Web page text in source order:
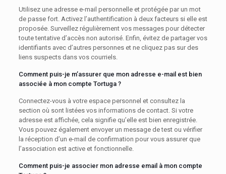
Utilisez une adresse e-mail personnelle et protégée par un mot
de passe fort. Activez l’authentification à deux facteurs si elle est
proposée. Surveillez régulièrement vos messages pour détecter
toute tentative d’accès non autorisé. Enfin, évitez de partager vos
identifiants avec d’autres personnes et ne cliquez pas sur des
liens suspects dans vos courriels.
Comment puis-je m’assurer que mon adresse e-mail est bien
associée à mon compte Tortuga ?
Connectez-vous à votre espace personnel et consultez la
section où sont listées vos informations de contact. Si votre
adresse est affichée, cela signifie qu’elle est bien enregistrée.
Vous pouvez également envoyer un message de test ou vérifier
la réception d’un e-mail de confirmation pour vous assurer que
l’association est active et fonctionnelle.
Comment puis-je associer mon adresse email à mon compte